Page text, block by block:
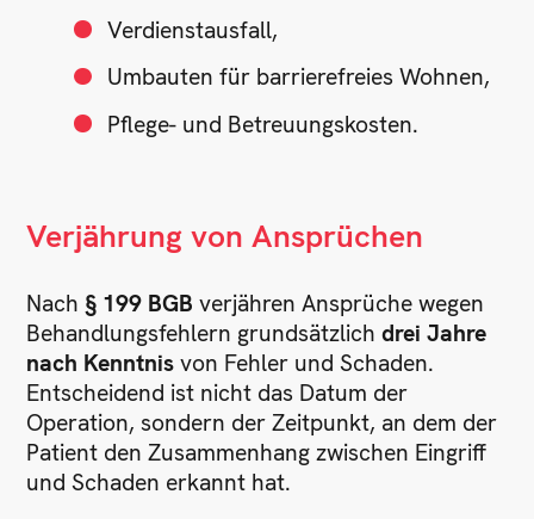
Verdienstausfall,
Umbauten für barrierefreies Wohnen,
Pflege- und Betreuungskosten.
Verjährung von Ansprüchen
Nach§ 199 BGB verjähren Ansprüche wegen
Behandlungsfehlern grundsätzlichdrei Jahre
nach Kenntnis von Fehler und Schaden.
Entscheidend ist nicht das Datum der
Operation, sondern der Zeitpunkt, an dem der
Patient den Zusammenhang zwischen Eingriff
und Schaden erkannt hat.